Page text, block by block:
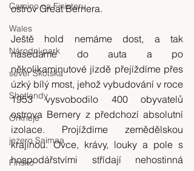
Camino na Finisteru
Wales
Národní park
sever Skotska
Shetlandy
Orkneje
jezero Saimaa
Finsko
ostrov Great Bernera.
Ještě hold nemáme dost, a tak
nasedáme do auta a po
několikaminutové jízdě přejíždíme přes
úzký bílý most, jehož vybudování v roce
1953 vysvobodilo 400 obyvatelů
ostrova Bernery z předchozí absolutní
izolace. Projíždíme zemědělskou
krajinou. Ovce, krávy, louky a pole s
hospodářstvími střídají nehostinná